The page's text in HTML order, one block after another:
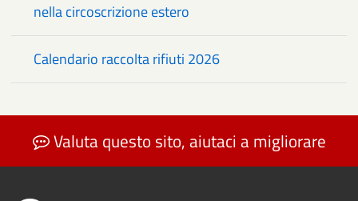
nella circoscrizione estero
Calendario raccolta rifiuti 2026
Valuta questo sito, aiutaci a migliorare